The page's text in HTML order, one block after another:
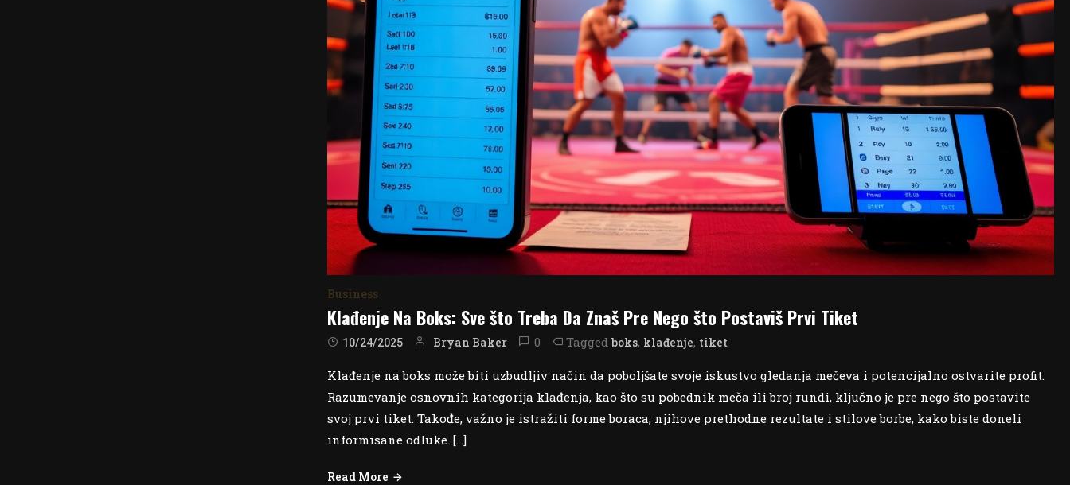
Business
Klađenje Na Boks: Sve što Treba Da Znaš Pre Nego što Postaviš Prvi Tiket
10/24/2025 Bryan Baker 0 Taggedboks, klađenje, tiket
Klađenje na boks može biti uzbudljiv način da poboljšate svoje iskustvo gledanja mečeva i potencijalno ostvarite profit.
Razumevanje osnovnih kategorija klađenja, kao što su pobednik meča ili broj rundi, ključno je pre nego što postavite
svoj prvi tiket. Takođe, važno je istražiti forme boraca, njihove prethodne rezultate i stilove borbe, kako biste doneli
informisane odluke. […]
Read More